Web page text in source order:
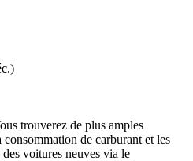
trouverez de plus amples
de carburant et les
voitures neuves via le